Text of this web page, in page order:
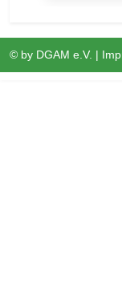
© by DGAM e.V. |